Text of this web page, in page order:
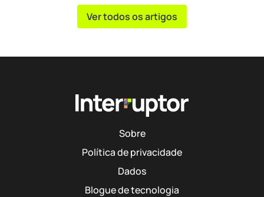
Ver todos os artigos
Sobre
Política de privacidade
Dados
Blogue de tecnologia